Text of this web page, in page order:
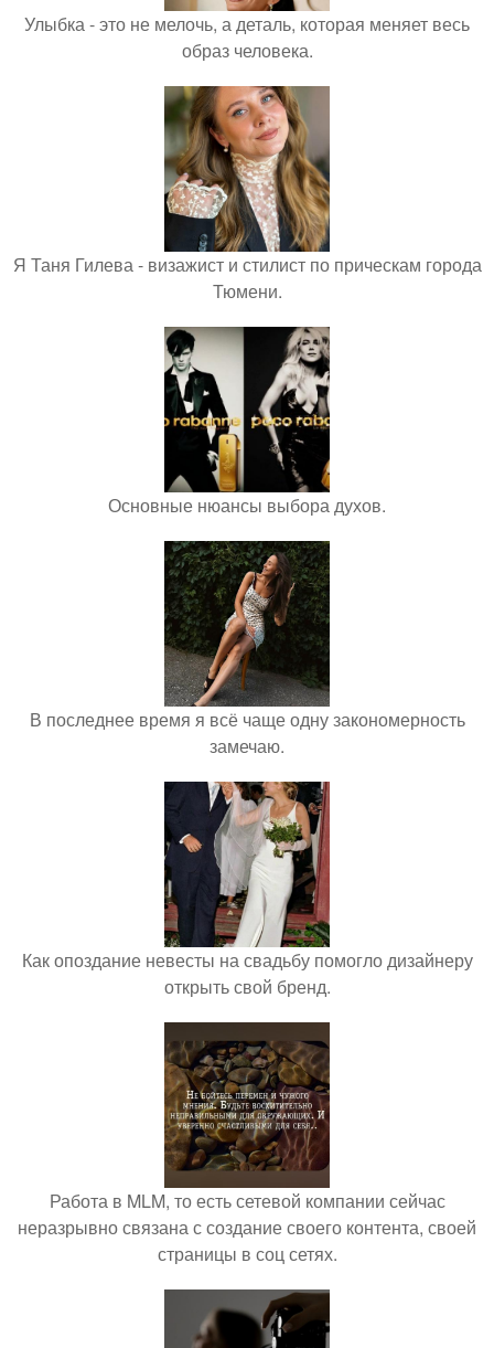
Улыбка - это не мелочь, а деталь, которая меняет весь
образ человека.
Я Таня Гилева - визажист и стилист по прическам города
Тюмени.
Основные нюансы выбора духов.
В последнее время я всё чаще одну закономерность
замечаю.
Как опоздание невесты на свадьбу помогло дизайнеру
открыть свой бренд.
Работа в MLM, то есть сетевой компании сейчас
неразрывно связана с создание своего контента, своей
страницы в соц сетях.